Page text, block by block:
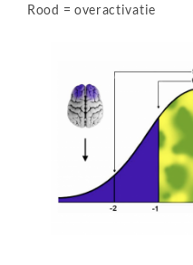
Rood = overactivatie